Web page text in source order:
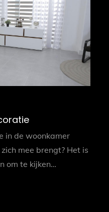
in de woonkamer
mee brengt? Het is
om te kijken…